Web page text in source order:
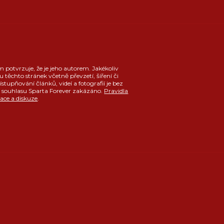
potvrzuje, že je jeho autorem. Jakékoliv
těchto stránek včetně převzetí, šíření či
článků, videí a fotografií je bez
Sparta Forever zakázáno. Pravidla
a diskuze.